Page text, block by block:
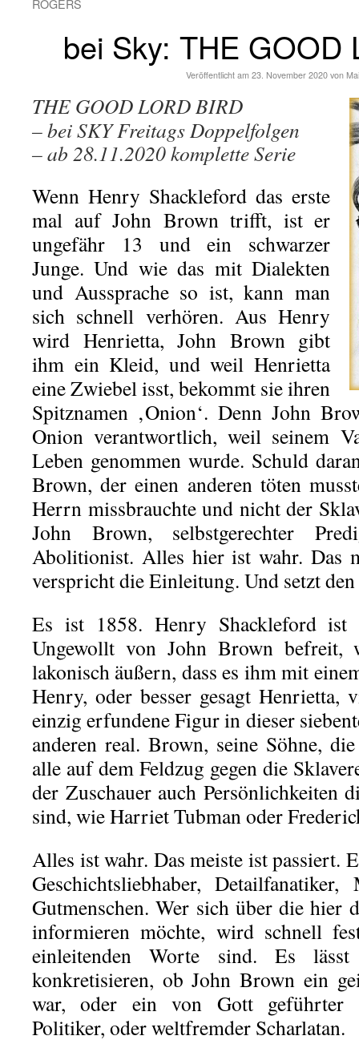
ROGERS
bei Sky: THE GOOD
Veröffentlicht am 23. November 2020 von
THE GOOD LORD BIRD
– bei SKY Freitags Doppelfolgen
– ab 28.11.2020 komplette Serie
Wenn Henry Shackleford das erste
mal auf John Brown trifft, ist er
ungefähr 13 und ein schwarzer
Junge. Und wie das mit Dialekten
und Aussprache so ist, kann man
sich schnell verhören. Aus Henry
wird Henrietta, John Brown gibt
ihm ein Kleid, und weil Henrietta
eine Zwiebel isst, bekommt sie ihren
Spitznamen ‚Onion‘. Denn John
Onion verantwortlich, weil seinem
Leben genommen wurde. Schuld
Brown, der einen anderen töten
Herrn missbrauchte und nicht der
John Brown, selbstgerechter
Abolitionist. Alles hier ist wahr. Das
verspricht die Einleitung. Und setzt
Es ist 1858. Henry Shackleford ist
Ungewollt von John Brown befreit,
lakonisch äußern, dass es ihm mit
Henry, oder besser gesagt Henrietta,
einzig erfundene Figur in dieser
anderen real. Brown, seine Söhne,
alle auf dem Feldzug gegen die
der Zuschauer auch Persönlichkeiten
sind, wie Harriet Tubman oder
Alles ist wahr. Das meiste ist passiert.
Geschichtsliebhaber, Detailfanatiker,
Gutmenschen. Wer sich über die hier
informieren möchte, wird schnell
einleitenden Worte sind. Es
konkretisieren, ob John Brown ein
war, oder ein von Gott geführter
Politiker, oder weltfremder Scharlatan.